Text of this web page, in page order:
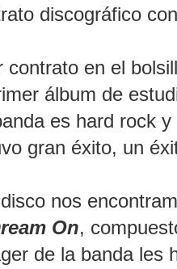
discográfico con
contrato en el
álbum de
es hard rock
gran éxito, un
nos
On,
de la banda les